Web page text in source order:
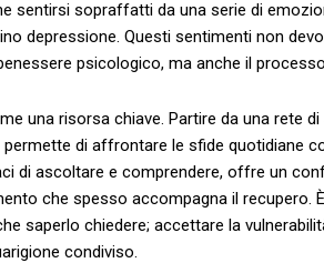
sentirsi ⁣sopraffatti ⁢da una serie di
depressione. Questi sentimenti non
psicologico, ma‍ anche il
una risorsa⁢ chiave.⁢ Partire da una rete
di⁤ affrontare le sfide quotidiane
di ascoltare e comprendere, offre un
che spesso accompagna il recupero.
saperlo chiedere; accettare la
condiviso.